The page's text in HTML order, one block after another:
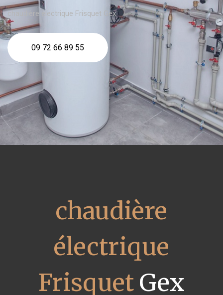
chaudière électrique Frisquet Gex
09 72 66 89 55
chaudière
électrique
FrisquetGex